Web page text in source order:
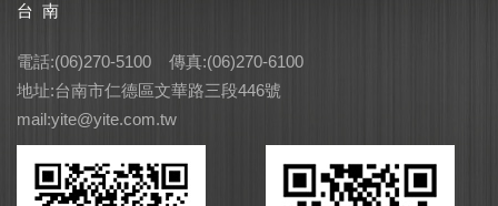
台 南
電話:(06)270-5100 傳真:(06)270-6100
地址:台南市仁德區文華路三段446號
mail:yite@yite.com.tw